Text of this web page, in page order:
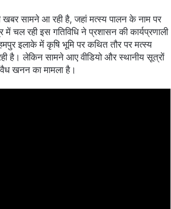
खबर सामने आ रही है, जहां मत्स्य पालन के नाम पर
रही इस गतिविधि ने प्रशासन की कार्यप्रणाली
इलाके में कृषि भूमि पर कथित तौर पर मत्स्य
है। लेकिन सामने आए वीडियो और स्थानीय सूत्रों
खनन का मामला है।